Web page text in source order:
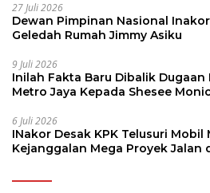
27 Juli 2026
Dewan Pimpinan Nasional
Geledah Rumah Jimmy Asiku
9 Juli 2026
Inilah Fakta Baru Dibalik
Metro Jaya Kepada Shesee
6 Juli 2026
INakor Desak KPK Telusuri
Kejanggalan Mega Proyek Jalan